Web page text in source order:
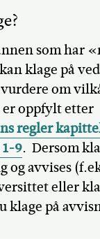
som har
klage på
om
oppfylt etter
regler
9. Dersom
og avvises
eller
klage på